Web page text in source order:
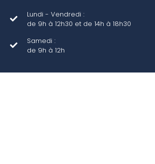
Lundi - Vendredi :
de 9h à 12h30 et de 14h à 18h30
Samedi :
de 9h à 12h